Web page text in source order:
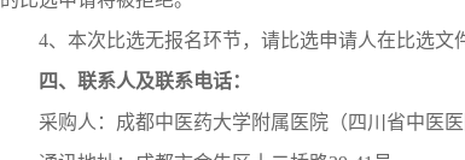
4、本次比选无报名环节，请比选申请人在比选文
四、联系人及联系电话：
采购人：成都中医药大学附属医院（四川省中医医